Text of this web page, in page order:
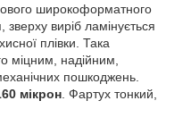
широкоформатного
виріб ламінується
плівки. Така
міцним, надійним,
пошкоджень.
мікрон . Фартух тонкий,